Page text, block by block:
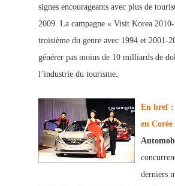
signes encourageants avec plus de
2009. La campagne « Visit Korea
troisième du genre avec 1994 et 2001-
générer pas moins de 10 milliards de
l’industrie du tourisme.
En bref :
en
derniers